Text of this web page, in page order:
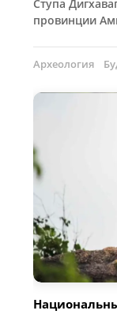
Ступа
провинции
Археология